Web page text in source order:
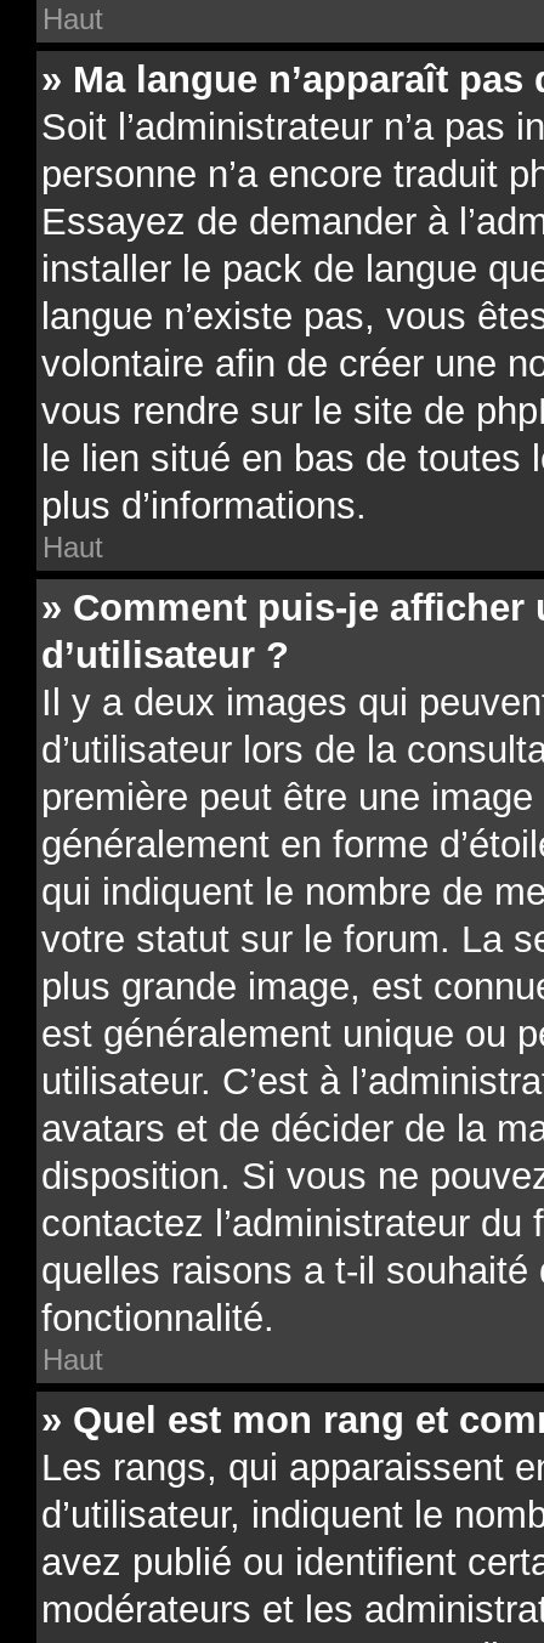
Haut
» Ma langue n’apparaît
Soit l’administrateur n’a pas
personne n’a encore traduit
Essayez de demander à
installer le pack de langue
langue n’existe pas, vous
volontaire afin de créer une
vous rendre sur le site de
le lien situé en bas de toutes
plus d’informations.
Haut
» Comment puis-je
d’utilisateur ?
Il y a deux images qui
d’utilisateur lors de la
première peut être une
généralement en forme
qui indiquent le nombre de
votre statut sur le forum. La
plus grande image, est
est généralement unique ou
utilisateur. C’est à
avatars et de décider de la
disposition. Si vous ne
contactez l’administrateur
quelles raisons a t-il
fonctionnalité.
Haut
» Quel est mon rang et
Les rangs, qui apparaissent
d’utilisateur, indiquent le
avez publié ou identifient
modérateurs et les